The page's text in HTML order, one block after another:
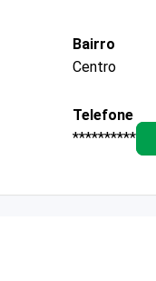
Bairro
Centro
Telefone
**********